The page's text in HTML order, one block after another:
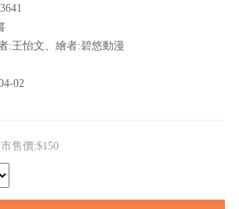
:王怡文、繪者:碧悠動漫
02
市售價:$150